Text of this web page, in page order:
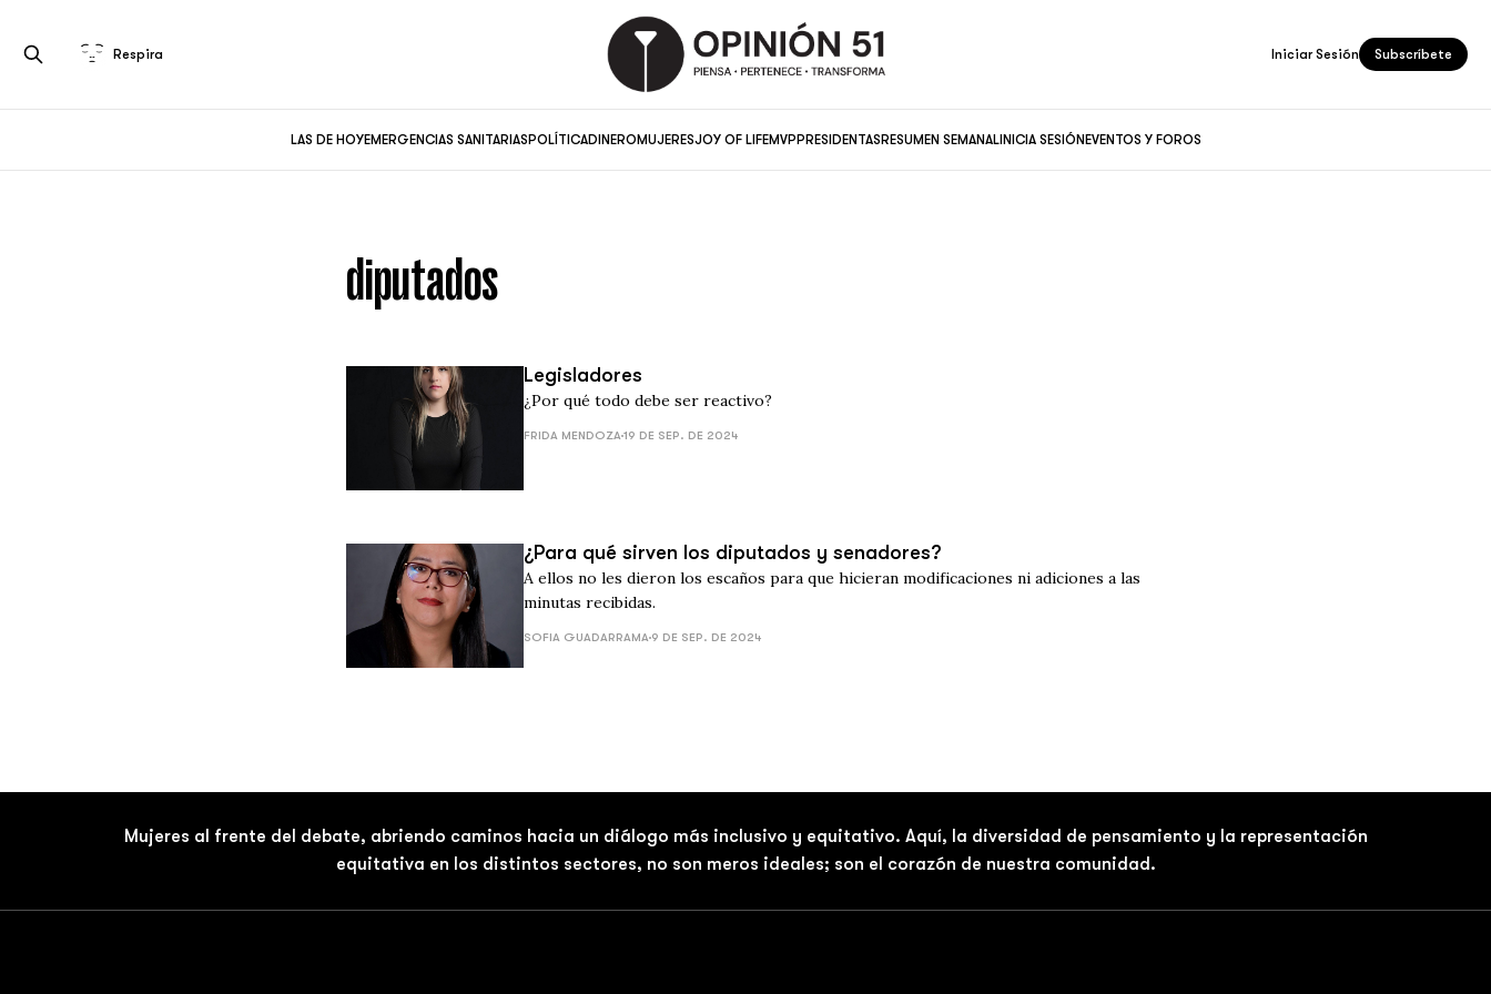
LAS DE HOYEMERGENCIAS SANITARIASPOLÍTICADINEROMUJERESJOY OF LIFEMVPPRESIDENTASRESUMEN SEMANALINICIA SESIÓNEVENTOS Y FOROS
Respira Iniciar Sesión Subscríbete
diputados
Legisladores
¿Por qué todo debe ser reactivo?
FRIDA MENDOZA19 DE SEP. DE 2024
¿Para qué sirven los diputados y senadores?
A ellos no les dieron los escaños para que hicieran modificaciones ni adiciones a las
minutas recibidas.
SOFIA GUADARRAMA 9 DE SEP. DE 2024
Mujeres al frente del debate, abriendo caminos hacia un diálogo más inclusivo y equitativo. Aquí, la diversidad de pensamiento y la representación
equitativa en los distintos sectores, no son meros ideales; son el corazón de nuestra comunidad.